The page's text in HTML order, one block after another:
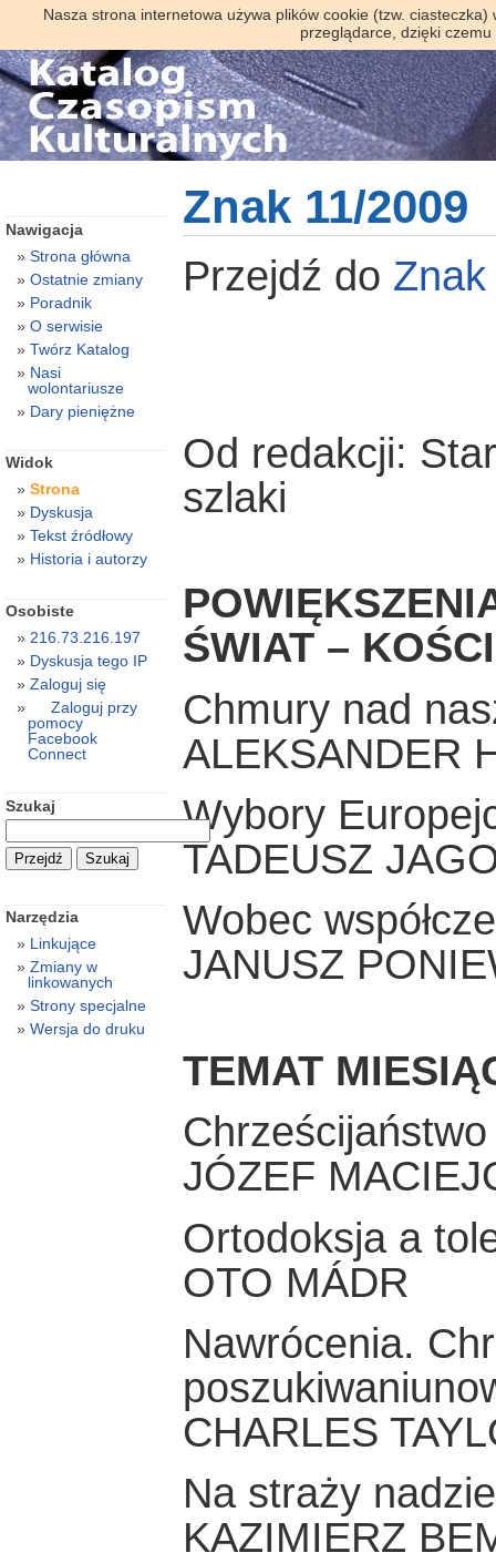
Nasza strona internetowa używa plików cookie (tzw.
przeglądarce, dzięki
Znak 11/2009
Przejdź do Znak
Od redakcji:
szlaki
ŚWIAT –
Chmury nad
ALEKSANDER
Wybory
TADEUSZ
Wobec
JANUSZ
TEMAT
JÓZEF
Ortodoksja a
OTO MÁDR
Nawrócenia.
CHARLES
Na straży
KAZIMIERZ
Nawigacja
Strona główna
Ostatnie zmiany
Poradnik
O serwisie
Twórz Katalog
Nasi
wolontariusze
Dary pieniężne
Widok
Strona
Dyskusja
Tekst źródłowy
Historia i autorzy
Osobiste
216.73.216.197
Dyskusja tego IP
Zaloguj się
Zaloguj przy
pomocy
Facebook
Connect
Szukaj
Narzędzia
Linkujące
Zmiany w
linkowanych
Strony specjalne
Wersja do druku